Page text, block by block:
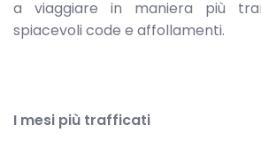
a viaggiare in maniera più
spiacevoli code e affollamenti.
I mesi più trafficati